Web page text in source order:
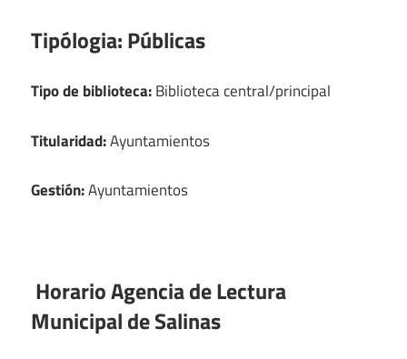
Tipólogia:Públicas
Tipo de biblioteca:Biblioteca central/principal
Titularidad:Ayuntamientos
Gestión:Ayuntamientos
Horario Agencia de Lectura
Municipal de Salinas